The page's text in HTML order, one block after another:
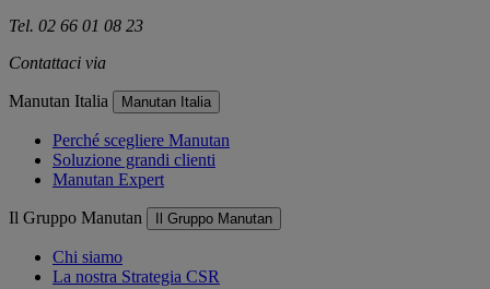
Tel. 02 66 01 08 23
Contattaci via
Manutan Italia Manutan Italia
Perché scegliere Manutan
Soluzione grandi clienti
Manutan Expert
Il Gruppo Manutan Il Gruppo Manutan
Chi siamo
La nostra Strategia CSR